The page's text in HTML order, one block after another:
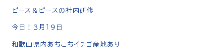
ピース＆ピースの社内研修
今日！３月１９日
和歌山県内あちこちイチゴ産地あり